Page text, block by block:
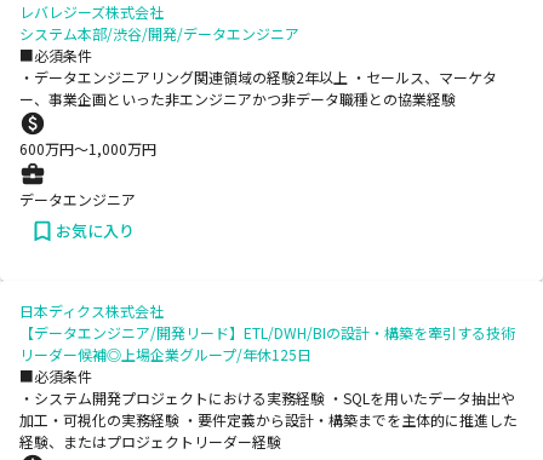
レバレジーズ株式会社
システム本部/渋谷/開発/データエンジニア
■必須条件
・データエンジニアリング関連領域の経験2年以上 ・セールス、マーケタ
ー、事業企画といった非エンジニアかつ非データ職種との協業経験
600万円〜1,000万円
データエンジニア
お気に入り
日本ディクス株式会社
【データエンジニア/開発リード】ETL/DWH/BIの設計・構築を牽引する技術
リーダー候補◎上場企業グループ/年休125日
■必須条件
・システム開発プロジェクトにおける実務経験 ・SQLを用いたデータ抽出や
加工・可視化の実務経験 ・要件定義から設計・構築までを主体的に推進した
経験、またはプロジェクトリーダー経験